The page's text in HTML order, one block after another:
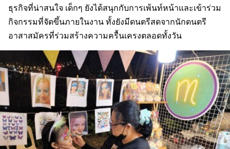
ธุรกิจที่น่าสนใจ เด็กๆ ยังได้สนุกกับการเพ้นท์หน้าและเข้าร่วม
กิจกรรมที่จัดขึ้นภายในงาน ทั้งยังมีดนตรีสดจากนักดนตรี
อาสาสมัครที่ร่วมสร้างความครื้นเครงตลอดทั้งวัน